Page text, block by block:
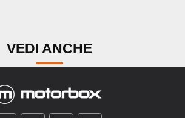
VEDI ANCHE